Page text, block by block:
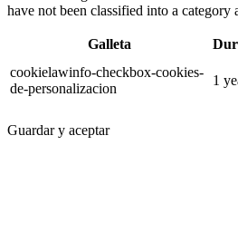
have not been classified into a category
Galleta
cookielawinfo-checkbox-cookies-
de-personalizacion
1
Guardar y aceptar